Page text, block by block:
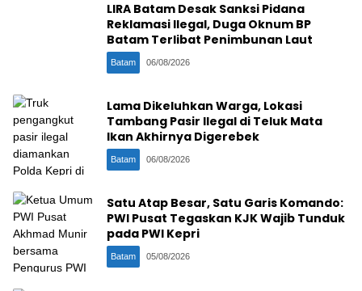
LIRA Batam Desak Sanksi Pidana
Reklamasi Ilegal, Duga Oknum BP
Batam Terlibat Penimbunan Laut
Batam 06/08/2026
Lama Dikeluhkan Warga, Lokasi
Tambang Pasir Ilegal di Teluk Mata
Ikan Akhirnya Digerebek
Batam 06/08/2026
Satu Atap Besar, Satu Garis Komando:
PWI Pusat Tegaskan KJK Wajib Tunduk
pada PWI Kepri
Batam 05/08/2026